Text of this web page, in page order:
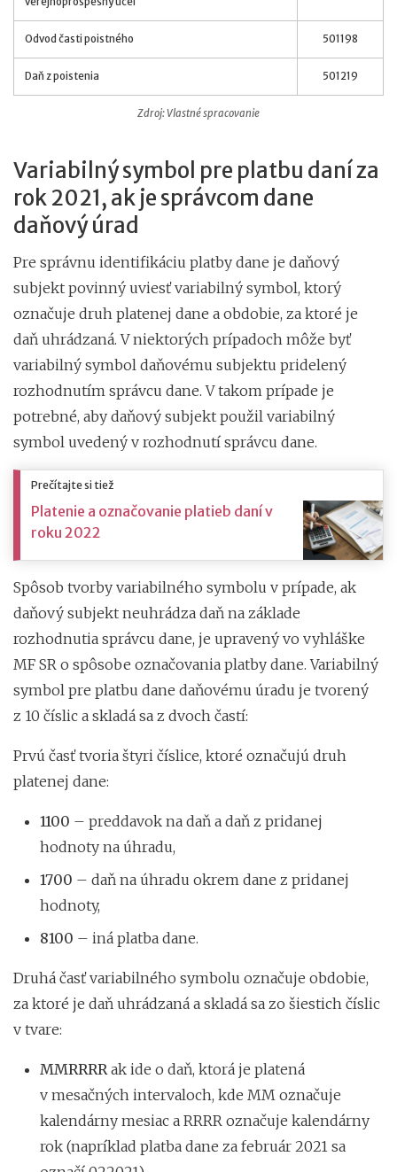
Zdroj: Vlastné spracovanie
Odvod časti poistného 501198
Daň z poistenia 501219
Variabilný symbol pre platbu daní za
rok 2021, ak je správcom dane
daňový úrad
Pre správnu identifikáciu platby dane je daňový
subjekt povinný uviesť variabilný symbol, ktorý
označuje druh platenej dane a obdobie, za ktoré je
daň uhrádzaná. V niektorých prípadoch môže byť
variabilný symbol daňovému subjektu pridelený
rozhodnutím správcu dane. V takom prípade je
potrebné, aby daňový subjekt použil variabilný
symbol uvedený v rozhodnutí správcu dane.
Prečítajte si tiež
Platenie a označovanie platieb daní v
roku 2022
Spôsob tvorby variabilného symbolu v prípade, ak
daňový subjekt neuhrádza daň na základe
rozhodnutia správcu dane, je upravený vo vyhláške
MF SR o spôsobe označovania platby dane. Variabilný
symbol pre platbu dane daňovému úradu je tvorený
z 10 číslic a skladá sa z dvoch častí:
Prvú časť tvoria štyri číslice, ktoré označujú druh
platenej dane:
1100 – preddavok na daň a daň z pridanej
hodnoty na úhradu,
1700 – daň na úhradu okrem dane z pridanej
hodnoty,
8100 – iná platba dane.
Druhá časť variabilného symbolu označuje obdobie,
za ktoré je daň uhrádzaná a skladá sa zo šiestich číslic
v tvare:
MMRRRR ak ide o daň, ktorá je platená
v mesačných intervaloch, kde MM označuje
kalendárny mesiac a RRRR označuje kalendárny
rok (napríklad platba dane za február 2021 sa